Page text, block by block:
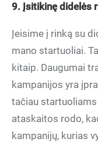
9. Įsitikinę didelės
Įeisime į rinką su
mano startuoliai.
kitaip. Daugumai
kampanijos yra
tačiau
ataskaitos rodo,
kampanijų, kurias